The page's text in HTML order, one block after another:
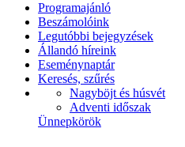
Programajánló
Beszámolóink
Legutóbbi bejegyzések
Állandó híreink
Eseménynaptár
Keresés, szűrés
Nagyböjt és húsvét
Adventi időszak
Ünnepkörök